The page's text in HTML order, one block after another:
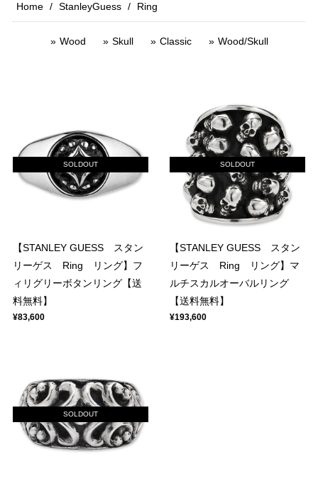
Home StanleyGuess Ring
Wood Skull Classic Wood/Skull
SOLDOUT
【STANLEY GUESS スタン
リーゲス Ring リング】フ
ィリグリーボタンリング【送
料無料】
¥83,600
SOLDOUT
【STANLEY GUESS スタン
リーゲス Ring リング】マ
ルチスカルオーバルリング
【送料無料】
¥193,600
SOLDOUT